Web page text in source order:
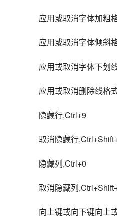
应用或取消字体加粗
应用或取消字体倾斜
应用或取消字体下划
应用或取消删除线格
隐藏行,Ctrl+9
取消隐藏行
隐藏列,Ctrl+0
取消隐藏列
向上键或向下键向上